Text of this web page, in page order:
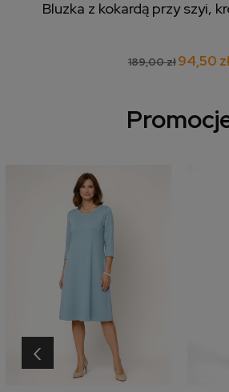
Bluzka z kokardą przy szyi,
189,00 zł94,50
‹